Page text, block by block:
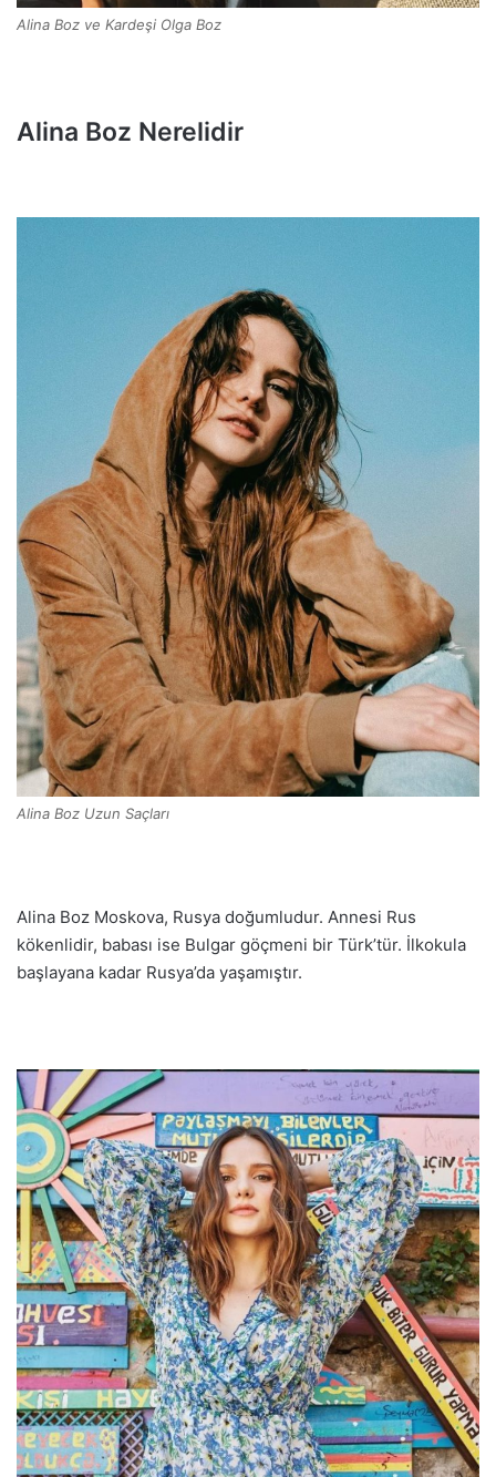
Alina Boz ve Kardeşi Olga Boz
Alina Boz Nerelidir
Alina Boz Uzun Saçları
Alina Boz Moskova, Rusya doğumludur. Annesi Rus
kökenlidir, babası ise Bulgar göçmeni bir Türk’tür. İlkokula
başlayana kadar Rusya’da yaşamıştır.